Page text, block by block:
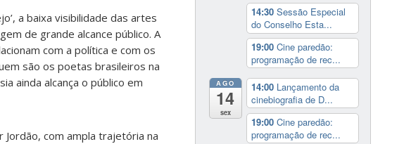
a baixa visibilidade das artes
de grande alcance público. A
com a política e com os
são os poetas brasileiros na
ainda alcança o público em
com ampla trajetória na
14:30 Sessão Especial
do Conselho Esta...
19:00 Cine paredão:
programação de rec...
AGO
14
sex
14:00 Lançamento da
cinebiografia de D...
19:00 Cine paredão:
programação de rec...